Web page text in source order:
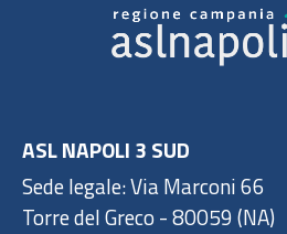
ASL NAPOLI 3 SUD
Sede legale: Via Marconi 66
Torre del Greco - 80059 (NA)